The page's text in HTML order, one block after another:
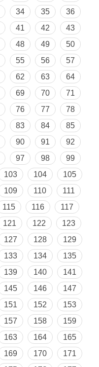
34 35
36
41 42
43
48 49
50
55 56
57
62 63
64
69 70
71
76 77
78
83 84
85
90 91
92
97 98
99
103 104
105
109 110
111
115 116
117
121 122
123
127 128
129
133 134
135
139 140
141
145 146
147
151 152
153
157 158
159
163 164
165
169 170
171